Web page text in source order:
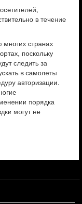
в течение
многих странах
поскольку
следить за
в самолеты
авторизации.
порядка
могут не